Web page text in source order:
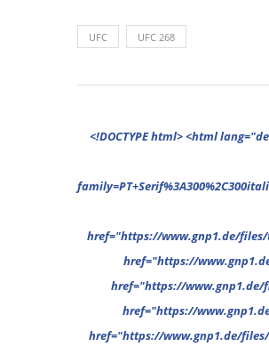
UFC UFC 268
<!DOCTYPE html> <html lang="de-DE"> <head> <meta http-equiv="Content-Type" content="text/html; charset=UTF-8"/> <meta name="google-site-verification" content="cVGVUvWocm1gvSHxvrjHxzeA4oYlTAvZPb6G_EJBd1U" /> <!-- This website is powered by TYPO3 - inspiring people to share! TYPO3 is a free open source Content Management Framework initially created by Kasper Skaarhoj and licensed under GNU/GPL. TYPO3 is copyright 1998-2022 of Kasper Skaarhoj. Extensions are copyright of their respective owners. Information and contribution at https://typo3.org/ --> <base href="."> <title>News</title> <meta